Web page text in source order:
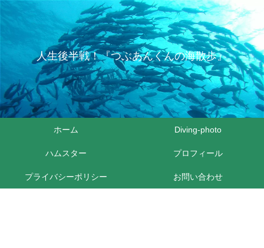
人生後半戦！『つぶあんくんの海散歩』
ホーム Diving-photo
ハムスター プロフィール
プライバシーポリシー お問い合わせ